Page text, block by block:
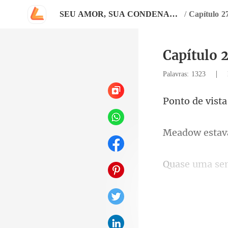
SEU AMOR, SUA CONDENAÇÃO (Um Romance Erótico com um Bilionário) / Capítulo
Capítulo
Palavras: 1323 |